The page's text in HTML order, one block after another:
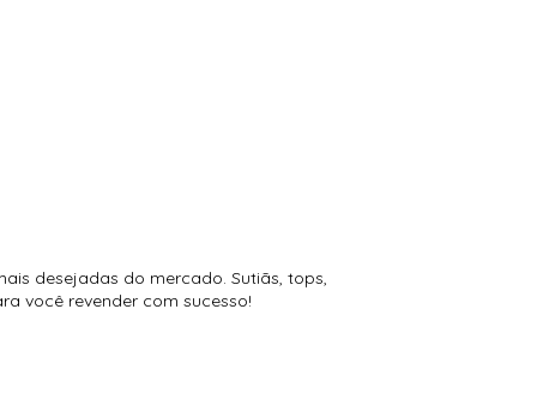
desejadas do mercado. Sutiãs, tops,
você revender com sucesso!